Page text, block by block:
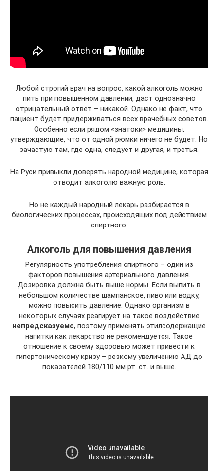
Любой строгий врач на вопрос, какой алкоголь можно
пить при повышенном давлении, даст однозначно
отрицательный ответ – никакой. Однако не факт, что
пациент будет придерживаться всех врачебных советов.
Особенно если рядом «знатоки» медицины,
утверждающие, что от одной рюмки ничего не будет. Но
зачастую там, где одна, следует и другая, и третья.
На Руси привыкли доверять народной медицине, которая
отводит алкоголю важную роль.
Но не каждый народный лекарь разбирается в
биологических процессах, происходящих под действием
спиртного.
Алкоголь для повышения давления
Регулярность употребления спиртного – один из
факторов повышения артериального давления.
Дозировка должна быть выше нормы. Если выпить в
небольшом количестве шампанское, пиво или водку,
можно повысить давление. Однако организм в
некоторых случаях реагирует на такое воздействие
непредсказуемо, поэтому применять этилсодержащие
напитки как лекарство не рекомендуется. Такое
отношение к своему здоровью может привести к
гипертоническому кризу – резкому увеличению АД до
показателей 180/110 мм рт. ст. и выше.